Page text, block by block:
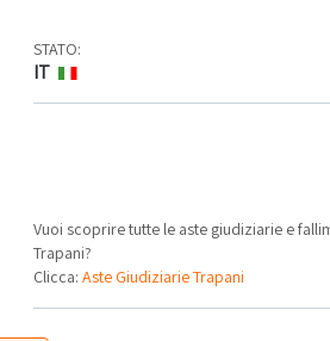
STATO:
IT
Vuoi scoprire tutte le aste giudiziarie e
Trapani?
Clicca:Aste Giudiziarie Trapani